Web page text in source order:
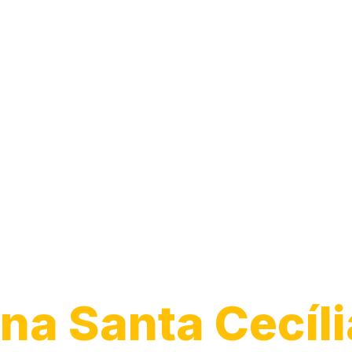
na Santa